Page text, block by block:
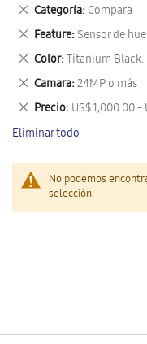
No podemos
selección.
Categoría Compara
Eliminar
este
artículo
Feature Sensor de
Eliminar
este
artículo
Color Titanium Black.
Eliminar
este
artículo
Camara 24MP o más
Eliminar
este
artículo
Precio US$ 1,000.00 -
Eliminar
este
artículo
Eliminar todo